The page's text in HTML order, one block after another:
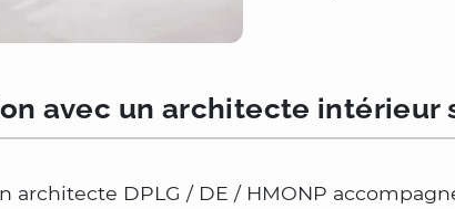
avec un architecte intérieur
architecte DPLG / DE / HMONP